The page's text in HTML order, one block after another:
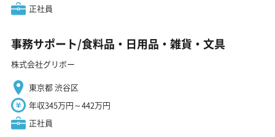
正社員
事務サポート/食料品・日用品・雑貨・文具
株式会社グリボー
東京都 渋谷区
年収345万円～442万円
正社員